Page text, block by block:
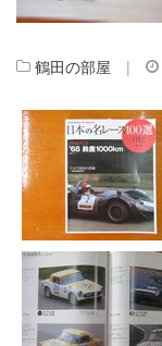
鶴田の部屋 |